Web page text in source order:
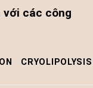
với các công
CRYOLIPOLYSIS